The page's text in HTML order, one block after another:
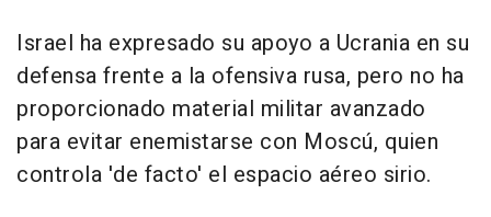
Israel ha expresado su apoyo a Ucrania en su
defensa frente a la ofensiva rusa, pero no ha
proporcionado material militar avanzado
para evitar enemistarse con Moscú, quien
controla 'de facto' el espacio aéreo sirio.